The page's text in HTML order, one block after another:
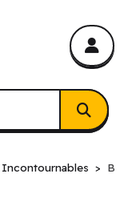
Incontournables